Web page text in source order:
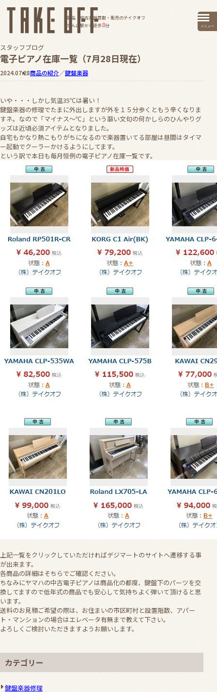
新品・中古楽器買取・販売のテイクオフ
なんば駅から徒歩8分 メニュー
スタッフブログ
電子ピアノ在庫一覧（7月28日現在）
2024.07.28商品の紹介／鍵盤楽器
いや・・・しかし気温35℃は暑い！
鍵盤楽器の修理でたまに外出しますが外を１５分歩くともう辛くなりま
すネ。なので「マイナス～℃」という謳い文句の何かしらのひんやりグ
ッズは近頃必須アイテムとなりました。
自宅もかなり熱こもりがちになるので楽器置いてる部屋は昼間はタイマ
ー起動でクーラーかけるようにしてます。
という訳で本日も毎月恒例の電子ピアノ在庫一覧です。
上記一覧をクリックしていただければデジマートのサイトへ遷移する事
が出来ます。
各商品の詳細はそちらでご確認ください。
ちなみにヤマハの中古電子ピアノは商品化の都度、鍵盤下のパーツを交
換してますので低年式の商品でも安心して気持ちよく弾いて頂けると思
います。
送料のお見積ご希望の際は、お住まいの市区町村と設置階数、アパー
ト・マンションの場合はエレベータ有無まで教えて下さい。
よろしくご検討いただきますようお願いします。
カテゴリー
鍵盤楽器修理